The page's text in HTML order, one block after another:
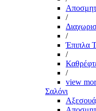
/
/
Έπιπλα
/
/
view
Σαλόνι